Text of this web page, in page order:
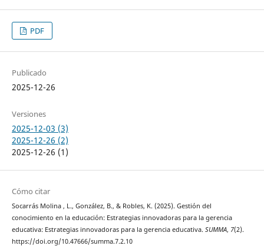
PDF
Publicado
2025-12-26
Versiones
2025-12-03 (3)
2025-12-26 (2)
2025-12-26 (1)
Cómo citar
Socarrás Molina , L., González, B., & Robles, K. (2025). Gestión del
conocimiento en la educación: Estrategias innovadoras para la gerencia
educativa: Estrategias innovadoras para la gerencia educativa. SUMMA, 7(2).
https://doi.org/10.47666/summa.7.2.10